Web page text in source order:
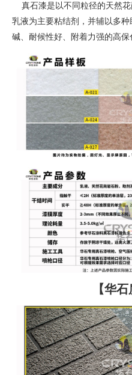
真石漆是以不同粒径的天然花
乳液为主要粘结剂，并辅以多
碱、耐候性好、附着力强的高保
【华